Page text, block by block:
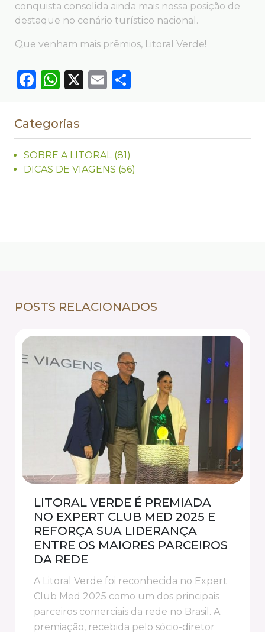
conquista consolida ainda mais nossa posição de
destaque no cenário turístico nacional.
Que venham mais prêmios, Litoral Verde!
Facebook
WhatsApp
X Email
Categorias
SOBRE A LITORAL(81)
DICAS DE VIAGENS (56)
POSTS RELACIONADOS
LITORAL VERDE É PREMIADA
NO EXPERT CLUB MED 2025 E
REFORÇA SUA LIDERANÇA
ENTRE OS MAIORES PARCEIROS
DA REDE
A Litoral Verde foi reconhecida no Expert
Club Med 2025 como um dos principais
parceiros comerciais da rede no Brasil. A
premiação, recebida pelo sócio-diretor